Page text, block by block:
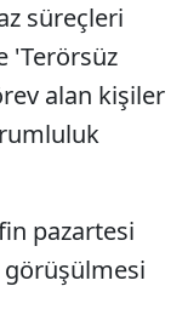
süreçleri
'Terörsüz
alan kişiler
pazartesi